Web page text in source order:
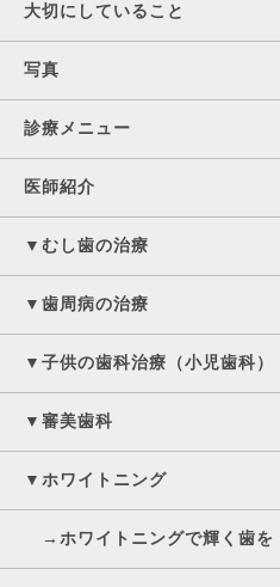
大切にしていること
写真
診療メニュー
医師紹介
▼むし歯の治療
▼歯周病の治療
▼子供の歯科治療（小児歯科）
▼審美歯科
▼ホワイトニング
→ホワイトニングで輝く歯を